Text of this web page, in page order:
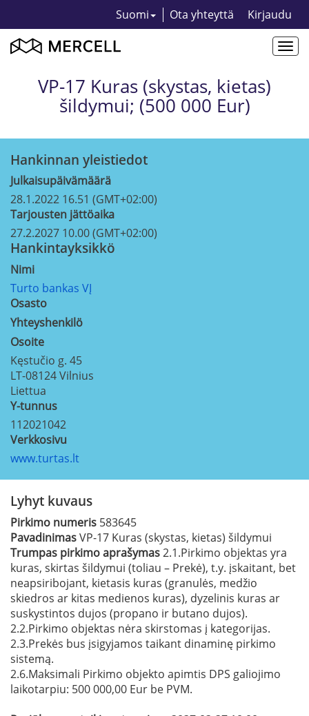
Suomi Ota yhteyttä Kirjaudu
VP-17 Kuras (skystas, kietas)
šildymui; (500 000 Eur)
Hankinnan yleistiedot
Julkaisupäivämäärä
28.1.2022 16.51 (GMT+02:00)
Tarjousten jättöaika
27.2.2027 10.00 (GMT+02:00)
Hankintayksikkö
Nimi
Turto bankas VĮ
Osasto
Yhteyshenkilö
Osoite
Kęstučio g. 45
LT-08124Vilnius
Liettua
Y-tunnus
112021042
Verkkosivu
www.turtas.lt
Lyhyt kuvaus
Pirkimo numeris 583645
PavadinimasVP-17 Kuras (skystas, kietas) šildymui
Trumpas pirkimo aprašymas2.1.Pirkimo objektas yra
kuras, skirtas šildymui (toliau – Prekė), t.y. įskaitant, bet
neapsiribojant, kietasis kuras (granulės, medžio
skiedros ar kitas medienos kuras), dyzelinis kuras ar
suskystintos dujos (propano ir butano dujos).
2.2.Pirkimo objektas nėra skirstomas į kategorijas.
2.3.Prekės bus įsigyjamos taikant dinaminę pirkimo
sistemą.
2.6.Maksimali Pirkimo objekto apimtis DPS galiojimo
laikotarpiu: 500 000,00 Eur be PVM.